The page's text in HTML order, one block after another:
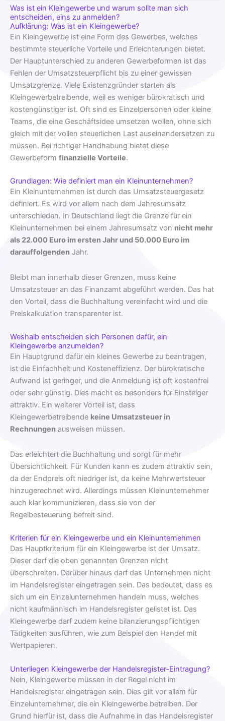
Was ist ein Kleingewerbe und warum sollte man sich
entscheiden, eins zu anmelden?
Aufklärung: Was ist ein Kleingewerbe?
Ein Kleingewerbe ist eine Form des Gewerbes, welches
bestimmte steuerliche Vorteile und Erleichterungen bietet.
Der Hauptunterschied zu anderen Gewerbeformen ist das
Fehlen der Umsatzsteuerpflicht bis zu einer gewissen
Umsatzgrenze. Viele Existenzgründer starten als
Kleingewerbetreibende, weil es weniger bürokratisch und
kostengünstiger ist. Oft sind es Einzelpersonen oder kleine
Teams, die eine Geschäftsidee umsetzen wollen, ohne sich
gleich mit der vollen steuerlichen Last auseinandersetzen zu
müssen. Bei richtiger Handhabung bietet diese
Gewerbeform finanzielle Vorteile.
Grundlagen: Wie definiert man ein Kleinunternehmen?
Ein Kleinunternehmen ist durch das Umsatzsteuergesetz
definiert. Es wird vor allem nach dem Jahresumsatz
unterschieden. In Deutschland liegt die Grenze für ein
Kleinunternehmen bei einem Jahresumsatz von nicht mehr
als 22.000 Euro im ersten Jahr und 50.000 Euro im
darauffolgenden Jahr.
Bleibt man innerhalb dieser Grenzen, muss keine
Umsatzsteuer an das Finanzamt abgeführt werden. Das hat
den Vorteil, dass die Buchhaltung vereinfacht wird und die
Preiskalkulation transparenter ist.
Weshalb entscheiden sich Personen dafür, ein
Kleingewerbe anzumelden?
Ein Hauptgrund dafür ein kleines Gewerbe zu beantragen,
ist die Einfachheit und Kosteneffizienz. Der bürokratische
Aufwand ist geringer, und die Anmeldung ist oft kostenfrei
oder sehr günstig. Dies macht es besonders für Einsteiger
attraktiv. Ein weiterer Vorteil ist, dass
Kleingewerbetreibende keine Umsatzsteuer in
Rechnungen ausweisen müssen.
Das erleichtert die Buchhaltung und sorgt für mehr
Übersichtlichkeit. Für Kunden kann es zudem attraktiv sein,
da der Endpreis oft niedriger ist, da keine Mehrwertsteuer
hinzugerechnet wird. Allerdings müssen Kleinunternehmer
auch klar kommunizieren, dass sie von der
Regelbesteuerung befreit sind.
Kriterien für ein Kleingewerbe und ein Kleinunternehmen
Das Hauptkriterium für ein Kleingewerbe ist der Umsatz.
Dieser darf die oben genannten Grenzen nicht
überschreiten. Darüber hinaus darf das Unternehmen nicht
im Handelsregister eingetragen sein. Das bedeutet, dass es
sich um ein Einzelunternehmen handeln muss, welches
nicht kaufmännisch im Handelsregister gelistet ist. Das
Kleingewerbe darf zudem keine bilanzierungspflichtigen
Tätigkeiten ausführen, wie zum Beispiel den Handel mit
Wertpapieren.
Unterliegen Kleingewerbe der Handelsregister-Eintragung?
Nein, Kleingewerbe müssen in der Regel nicht im
Handelsregister eingetragen sein. Dies gilt vor allem für
Einzelunternehmer, die ein Kleingewerbe betreiben. Der
Grund hierfür ist, dass die Aufnahme in das Handelsregister